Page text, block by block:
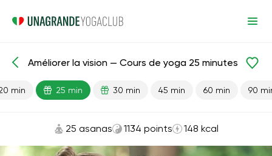
Leçons prêtes Vision
Améliorer la vision — Cours de yoga 25 minutes
min 25 min 30 min 45 min 60 min 90
25 asanas 1134 points 148 kcal